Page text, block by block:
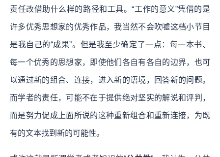
责任改借助什么样的路径和工具。“工作的意义”凭借的是
许多优秀思想家的优秀作品，我当然不会吹嘘这档小节目
是我自己的“成果”。但是我至少确定了一点： 每一本书、
每一个优秀的思想家，即使他们各自有各自的边界，也可
以通过新的组合、连接，进入新的语境，回答新的问题。
而学者的责任，可能不在于提供绝对坚实的解说和评判，
而是努力促成上面所说的这种重新组合和重新连接，为既
有的文本找到新的可能性。